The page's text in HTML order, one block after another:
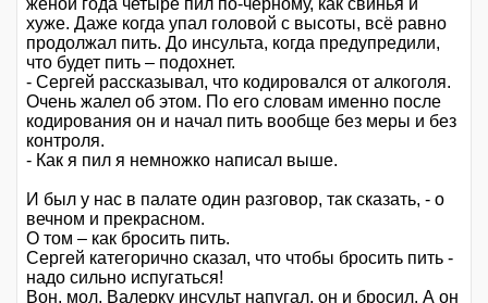
женой года четыре пил по-черному, как свинья и
хуже. Даже когда упал головой с высоты, всё равно
продолжал пить. До инсульта, когда предупредили,
что будет пить – подохнет.
- Сергей рассказывал, что кодировался от алкоголя.
Очень жалел об этом. По его словам именно после
кодирования он и начал пить вообще без меры и без
контроля.
- Как я пил я немножко написал выше.
И был у нас в палате один разговор, так сказать, - о
вечном и прекрасном.
О том – как бросить пить.
Сергей категорично сказал, что чтобы бросить пить -
надо сильно испугаться!
Вон, мол, Валерку инсульт напугал, он и бросил. А он